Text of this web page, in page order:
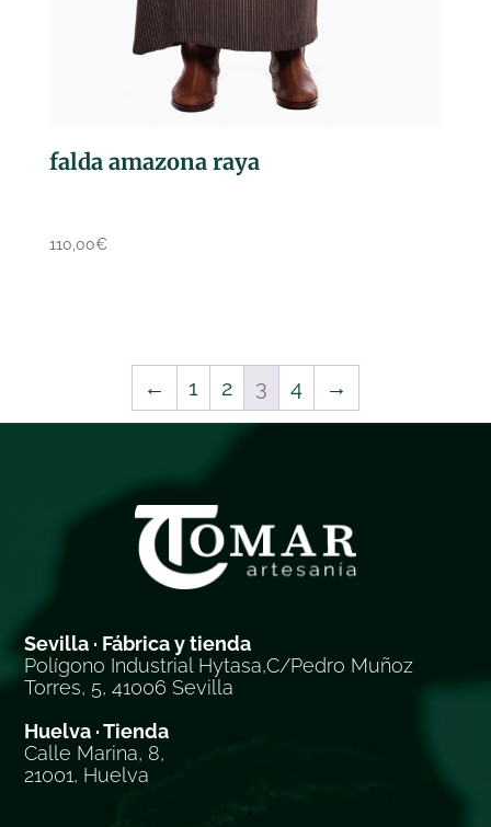
falda amazona raya
110,00€
← 1 2 3 4 →
Sevilla · Fábrica y tienda
Polígono Industrial Hytasa,C/Pedro Muñoz
Torres, 5, 41006 Sevilla
Huelva · Tienda
Calle Marina, 8,
21001, Huelva